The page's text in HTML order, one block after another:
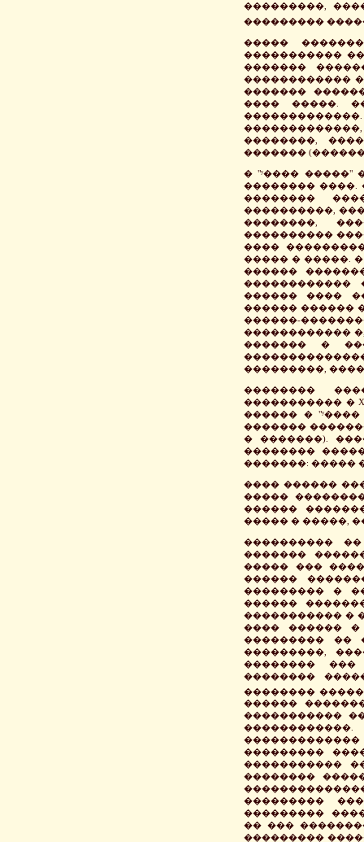
���������,
��������� ������,
�����
�����������
�������
������������
�������
���� �����.
��������,
�������
� "ʸ����
�������� ����.
��������
����������,
��������,
����������
����
����� � �����.
������
������������
������ ����
������ ������
������-
������������
������� �
���������,
��������
����������� �
������ �
�������
� �������).
��������
�������: �����
���� ������
�����
������
����� � �����,
����������
�������
����� ���
������
��������� �
������
����������� �
���� ������ �
��������� ��
���������,
��������
��������
�������� �����
������
�����������
���������
�����������
��������
���������
���������
�� ���
���������